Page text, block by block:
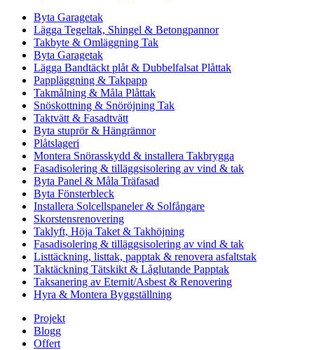
Byta Garagetak
Lägga Tegeltak, Shingel & Betongpannor
Takbyte & Omläggning Tak
Byta Garagetak
Lägga Bandtäckt plåt & Dubbelfalsat Plåttak
Pappläggning & Takpapp
Takmålning & Måla Plåttak
Snöskottning & Snöröjning Tak
Taktvätt & Fasadtvätt
Byta stuprör & Hängrännor
Plåtslageri
Montera Snörasskydd & installera Takbrygga
Fasadisolering & tilläggsisolering av vind & tak
Byta Panel & Måla Träfasad
Byta Fönsterbleck
Installera Solcellspaneler & Solfångare
Skorstensrenovering
Taklyft, Höja Taket & Takhöjning
Fasadisolering & tilläggsisolering av vind & tak
Listtäckning, listtak, papptak & renovera asfaltstak
Taktäckning Tätskikt & Låglutande Papptak
Taksanering av Eternit/Asbest & Renovering
Hyra & Montera Byggställning
Projekt
Blogg
Offert